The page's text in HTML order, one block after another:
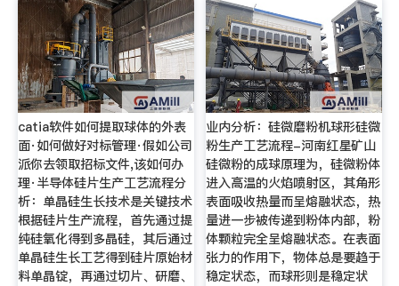
catia软件如何提取球体的外表
面·如何做好对标管理·假如公司
派你去领取招标文件,该如何办
理·半导体硅片生产工艺流程分
析：单晶硅生长技术是关键技术
根据硅片生产流程，首先通过提
纯硅氧化得到多晶硅，其后通过
单晶硅生长工艺得到硅片原始材
料单晶锭，再通过切片、研磨、
业内分析：硅微磨粉机球形硅微
粉生产工艺流程-河南红星矿山
硅微粉的成球原理为，硅微粉体
进入高温的火焰喷射区，其角形
表面吸收热量而呈熔融状态，热
量进一步被传递到粉体内部，粉
体颗粒完全呈熔融状态。在表面
张力的作用下，物体总是要趋于
稳定状态，而球形则是稳定状